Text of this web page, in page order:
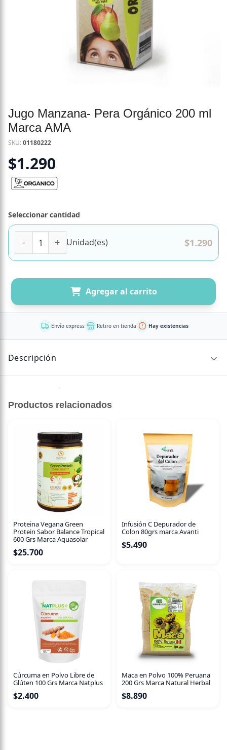
Jugo Manzana- Pera Orgánico 200 ml
Marca AMA
SKU:01180222
$1.290
Seleccionar cantidad
Unidad(es) $1.290
Agregar al carrito
Envío express Retiro en tienda Hay existencias
Descripción
Sin descripción disponible.
Productos relacionados
Proteina Vegana Green
Protein Sabor Balance Tropical
600 Grs Marca Aquasolar
$25.700
Infusión C Depurador de
Colon 80grs marca Avanti
$5.490
Cúrcuma en Polvo Libre de
Glúten 100 Grs Marca Natplus
$2.400
Maca en Polvo 100% Peruana
200 Grs Marca Natural Herbal
$8.890